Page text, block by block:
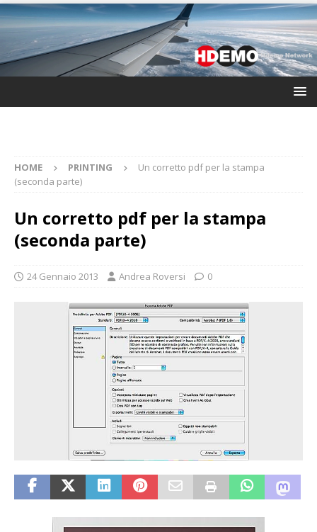
HOME PRINTING
Un corretto pdf per la stampa
(seconda parte)
Un corretto pdf per la stampa
(seconda parte)
24 Gennaio 2013 Andrea Roversi 0